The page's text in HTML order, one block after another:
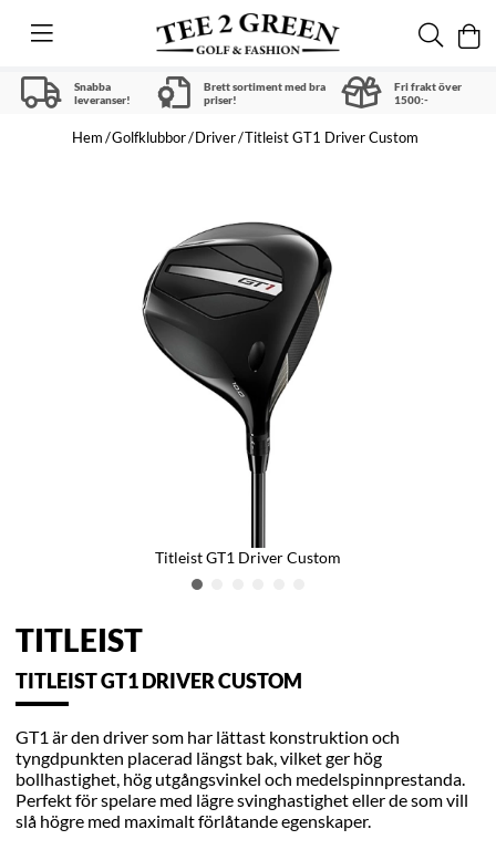
Snabba
leveranser!
Brett sortiment med bra
priser!
Fri frakt över
1500:-
Hem Golfklubbor Driver Titleist GT1 Driver Custom
Titleist GT1 Driver Custom
TITLEIST
TITLEIST GT1 DRIVER CUSTOM
GT1 är den driver som har lättast konstruktion och
tyngdpunkten placerad längst bak, vilket ger hög
bollhastighet, hög utgångsvinkel och medelspinnprestanda.
Perfekt för spelare med lägre svinghastighet eller de som vill
slå högre med maximalt förlåtande egenskaper.